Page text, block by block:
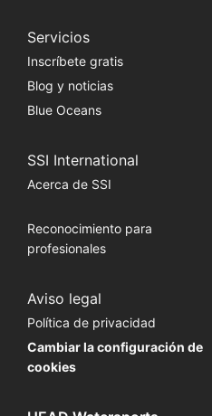
Servicios
Inscríbete gratis
Blog y noticias
Blue Oceans
SSI International
Acerca de SSI
Reconocimiento para
profesionales
Aviso legal
Política de privacidad
Cambiar la configuración de
cookies